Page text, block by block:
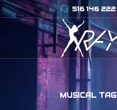
516 146 222
MUSICAL TAG